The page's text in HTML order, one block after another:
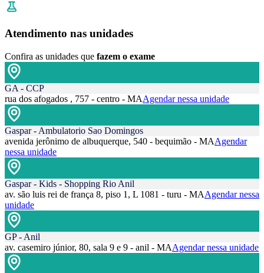
Atendimento nas unidades
Confira as unidades que fazem o exame
GA - CCP
rua dos afogados , 757 - centro - MAAgendar nessa unidade
Gaspar - Ambulatorio Sao Domingos
avenida jerônimo de albuquerque, 540 - bequimão - MAAgendar
nessa unidade
Gaspar - Kids - Shopping Rio Anil
av. são luis rei de frança 8, piso 1, L 1081 - turu - MAAgendar nessa
unidade
GP - Anil
av. casemiro júnior, 80, sala 9 e 9 - anil - MAAgendar nessa unidade